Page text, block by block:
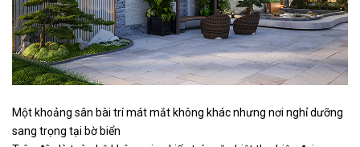
Một khoảng sân bài trí mát mắt không khác nhưng nơi nghỉ dưỡng
sang trọng tại bờ biển